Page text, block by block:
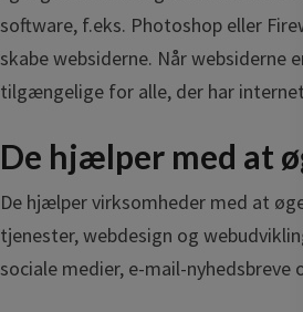
software, f.eks. Photoshop eller
skabe websiderne. Når websiderne
tilgængelige for alle, der har
De hjælper med at
De hjælper virksomheder med at
tjenester, webdesign og
sociale medier, e-mail-nyhedsbreve